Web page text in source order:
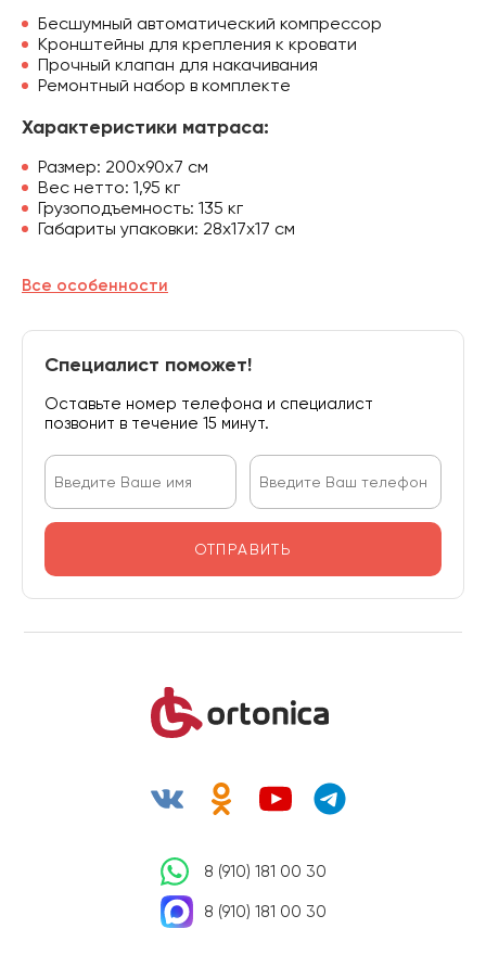
Бесшумный автоматический компрессор
Кронштейны для крепления к кровати
Прочный клапан для накачивания
Ремонтный набор в комплекте
Характеристики матраса:
Размер: 200х90х7 см
Вес нетто: 1,95 кг
Грузоподъемность: 135 кг
Габариты упаковки: 28х17х17 см
Все особенности
Специалист поможет!
Оставьте номер телефона и специалист
позвонит в течение 15 минут.
ОТПРАВИТЬ
8 (910) 181 00 30
8 (910) 181 00 30